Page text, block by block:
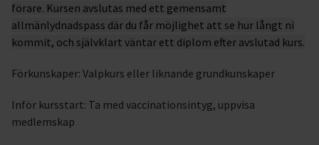
förare. Kursen avslutas med ett gemensamt
allmänlydnadspass där du får möjlighet att se hur långt ni
kommit, och självklart väntar ett diplom efter avslutad kurs.
Förkunskaper: Valpkurs eller liknande grundkunskaper
Inför kursstart: Ta med vaccinationsintyg, uppvisa
medlemskap